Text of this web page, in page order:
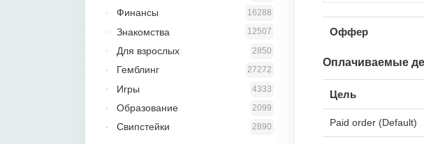
Оффер
Оплачиваемые
Цель
Paid order (Default)
16288
Финансы
12507
Знакомства
2850
Для взрослых
27272
Гемблинг
4333
Игры
2099
Образование
2890
Свипстейки